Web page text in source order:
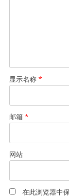
显示名称 *
邮箱 *
网站
在此浏览器中